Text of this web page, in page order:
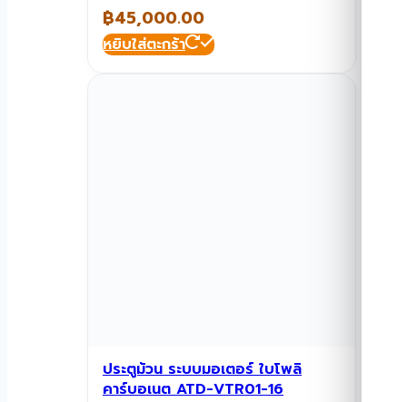
฿45,000.00
หยิบใส่ตะกร้า
ประตูม้วน ระบบมอเตอร์ ใบโพลิ
คาร์บอเนต ATD-VTR01-16